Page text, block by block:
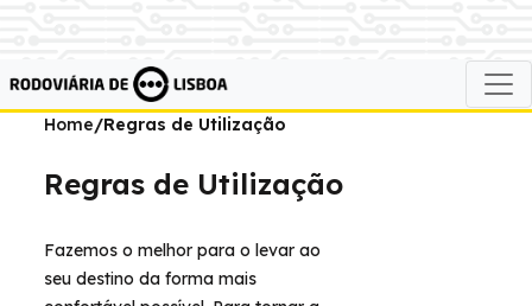
Home/Regras de Utilização
Regras de Utilização
Fazemos o melhor para o levar ao
seu destino da forma mais